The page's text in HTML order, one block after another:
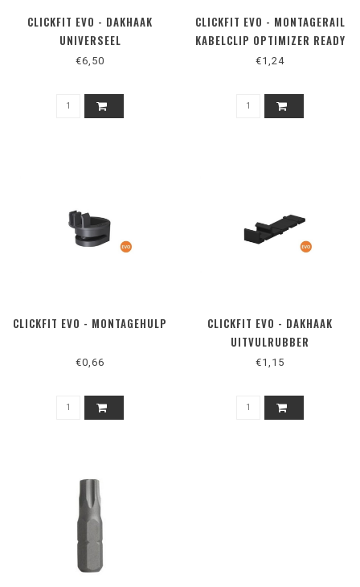
CLICKFIT EVO - DAKHAAK
UNIVERSEEL
€6,50
CLICKFIT EVO - MONTAGERAIL
KABELCLIP OPTIMIZER READY
€1,24
CLICKFIT EVO - MONTAGEHULP
€0,66
CLICKFIT EVO - DAKHAAK
UITVULRUBBER
€1,15